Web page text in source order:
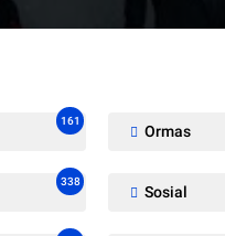
161
Ormas
338
Sosial